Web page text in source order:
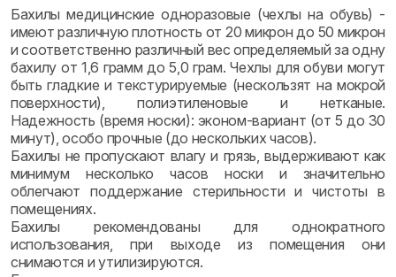
Бахилы медицинские одноразовые (чехлы на обувь) -
имеют различную плотность от 20 микрон до 50 микрон
и соответственно различный вес определяемый за одну
бахилу от 1,6 грамм до 5,0 грам. Чехлы для обуви могут
быть гладкие и текстурируемые (нескользят на мокрой
поверхности), полиэтиленовые и нетканые.
Надежность (время носки): эконом-вариант (от 5 до 30
минут), особо прочные (до нескольких часов).
Бахилы не пропускают влагу и грязь, выдерживают как
минимум несколько часов носки и значительно
облегчают поддержание стерильности и чистоты в
помещениях.
Бахилы рекомендованы для однократного
использования, при выходе из помещения они
снимаются и утилизируются.